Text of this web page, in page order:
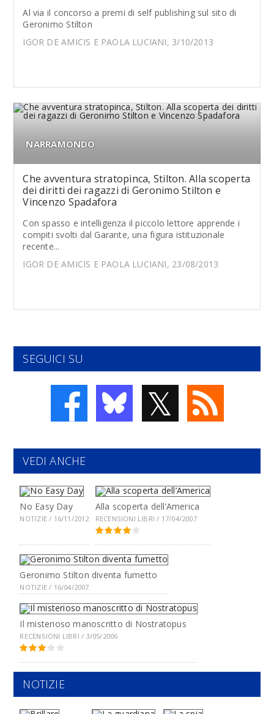
Al via il concorso a premi di self publishing sul sito di
Geronimo Stilton
IGOR DE AMICIS E PAOLA LUCIANI, 3/10/2013
NARRAMONDO
Che avventura stratopinca, Stilton. Alla scoperta
dei diritti dei ragazzi di Geronimo Stilton e
Vincenzo Spadafora
Con spasso e intelligenza il piccolo lettore apprende i
compiti svolti dal Garante, una figura istituzionale
recente...
IGOR DE AMICIS E PAOLA LUCIANI, 23/08/2013
SEGUICI SU
𝕏
VEDI ANCHE
No Easy Day
NOTIZIE / 16/11/2012
Alla scoperta dell’America
RECENSIONI LIBRI / 17/04/2007
Geronimo Stilton diventa fumetto
NOTIZIE / 16/04/2007
Il misterioso manoscritto di Nostratopus
RECENSIONI LIBRI / 3/05/2006
NOTIZIE